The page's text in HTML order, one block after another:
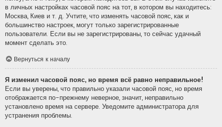
в личных настройках часовой пояс на тот, в котором вы находитесь:
Москва, Киев и т. д. Учтите, что изменять часовой пояс, как и
большинство настроек, могут только зарегистрированные
пользователи. Если вы не зарегистрированы, то сейчас удачный
момент сделать это.
Вернуться к началу
Я изменил часовой пояс, но время всё равно неправильное!
Если вы уверены, что правильно указали часовой пояс, но время
отображается по-прежнему неверное, значит, неправильно
установлено время на сервере. Уведомите администратора для
устранения проблемы.